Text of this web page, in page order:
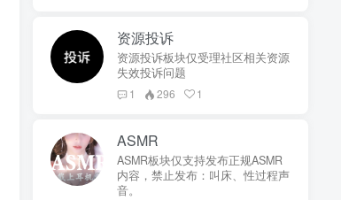
资源投诉
资源投诉板块仅受理社区相关资源
失效投诉问题
1 296 1
ASMR
ASMR板块仅支持发布正规ASMR
内容，禁止发布：叫床、性过程声
音。